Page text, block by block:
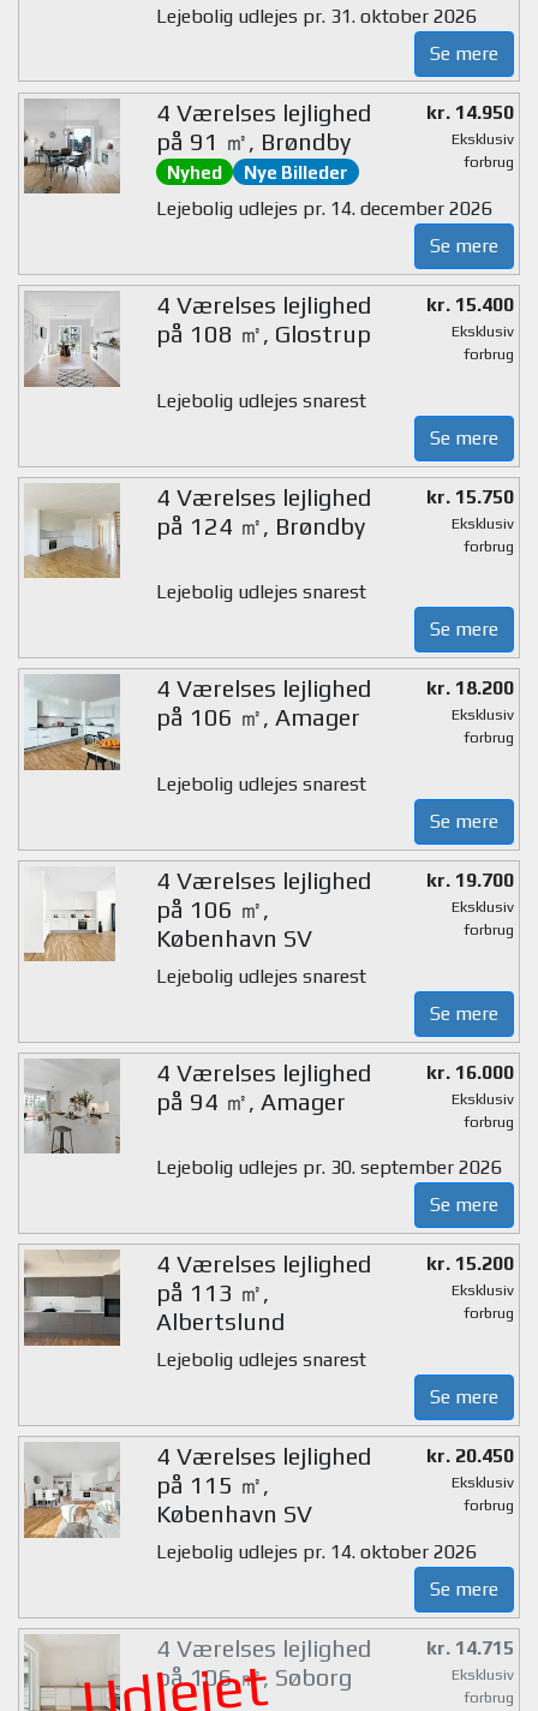
Lejebolig udlejes pr. 31. oktober 2026
Se mere
4 Værelses lejlighed
på 91 ㎡, Brøndby
Nyhed Nye Billeder
kr. 14.950
Eksklusiv
forbrug
Lejebolig udlejes pr. 14. december 2026
Se mere
4 Værelses lejlighed
på 108 ㎡, Glostrup
kr. 15.400
Eksklusiv
forbrug
Lejebolig udlejes snarest
Se mere
4 Værelses lejlighed
på 124 ㎡, Brøndby
kr. 15.750
Eksklusiv
forbrug
Lejebolig udlejes snarest
Se mere
4 Værelses lejlighed
på 106 ㎡, Amager
kr. 18.200
Eksklusiv
forbrug
Lejebolig udlejes snarest
Se mere
4 Værelses lejlighed
på 106 ㎡,
København SV
kr. 19.700
Eksklusiv
forbrug
Lejebolig udlejes snarest
Se mere
4 Værelses lejlighed
på 94 ㎡, Amager
kr. 16.000
Eksklusiv
forbrug
Lejebolig udlejes pr. 30. september 2026
Se mere
4 Værelses lejlighed
på 113 ㎡,
Albertslund
kr. 15.200
Eksklusiv
forbrug
Lejebolig udlejes snarest
Se mere
4 Værelses lejlighed
på 115 ㎡,
København SV
kr. 20.450
Eksklusiv
forbrug
Lejebolig udlejes pr. 14. oktober 2026
Se mere
Udlejet
4 Værelses lejlighed
på 106 ㎡, Søborg
kr. 14.715
Eksklusiv
forbrug